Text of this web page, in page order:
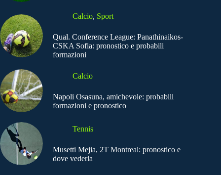
Calcio, Sport
Qual. Conference League: Panathinaikos-
CSKA Sofia: pronostico e probabili
formazioni
Calcio
Napoli Osasuna, amichevole: probabili
formazioni e pronostico
Tennis
Musetti Mejia, 2T Montreal: pronostico e
dove vederla